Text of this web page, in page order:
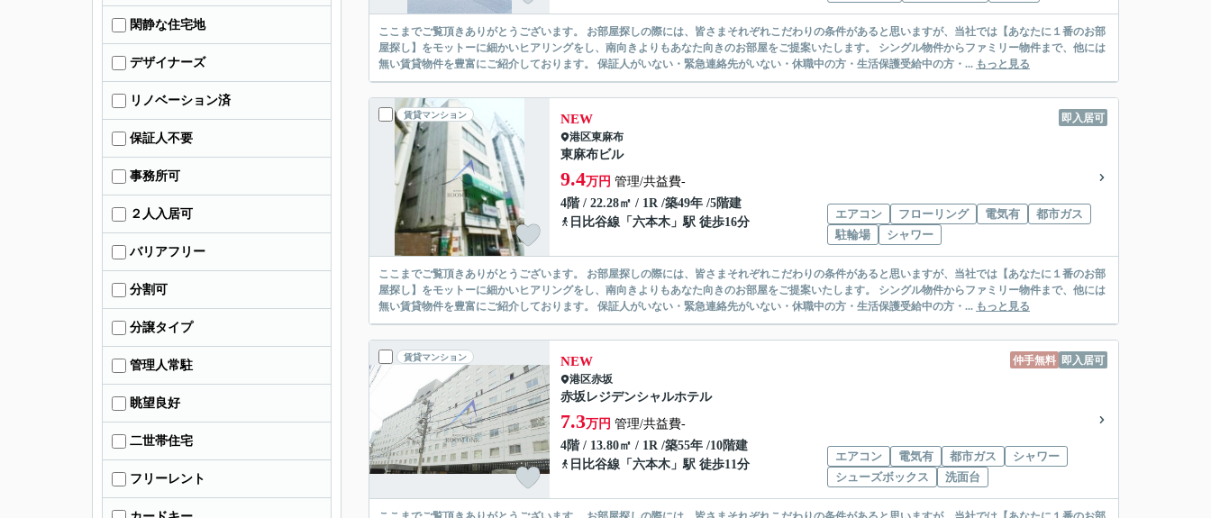
ここまでご覧頂きありがとうございます。 お部屋探しの際には、皆さまそれぞれこだわりの条件があると思いますが、当社では【あなたに１番のお部
屋探し】をモットーに細かいヒアリングをし、南向きよりもあなた向きのお部屋をご提案いたします。 シングル物件からファミリー物件まで、他には
無い賃貸物件を豊富にご紹介しております。 保証人がいない・緊急連絡先がいない・休職中の方・生活保護受給中の方・... もっと見る
賃貸マンション 即入居可
NEW
港区東麻布
東麻布ビル
9.4万円 管理/共益費-
4階 / 22.28㎡ / 1R /築49年 /5階建
日比谷線 「 六本木 」駅 徒歩16分
エアコン フローリング 電気有
都市ガス
駐輪場
シャワー
ここまでご覧頂きありがとうございます。 お部屋探しの際には、皆さまそれぞれこだわりの条件があると思いますが、当社では【あなたに１番のお部
屋探し】をモットーに細かいヒアリングをし、南向きよりもあなた向きのお部屋をご提案いたします。 シングル物件からファミリー物件まで、他には
無い賃貸物件を豊富にご紹介しております。 保証人がいない・緊急連絡先がいない・休職中の方・生活保護受給中の方・... もっと見る
賃貸マンション 仲手無料 即入居可
NEW
港区赤坂
赤坂レジデンシャルホテル
7.3万円 管理/共益費-
4階 / 13.80㎡ / 1R /築55年 /10階建
日比谷線 「 六本木 」駅 徒歩11分
エアコン 電気有 都市ガス
シャワー
シューズボックス
洗面台
閑静な住宅地
デザイナーズ
リノベーション済
保証人不要
事務所可
２人入居可
バリアフリー
分割可
分譲タイプ
管理人常駐
眺望良好
二世帯住宅
フリーレント